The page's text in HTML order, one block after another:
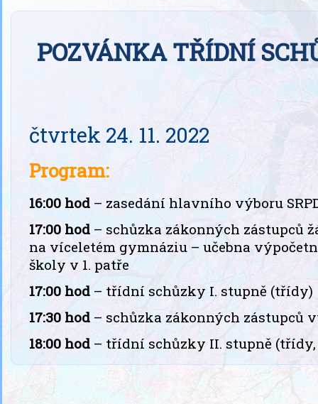
POZVÁNKA TŘÍDNÍ
čtvrtek 24. 11. 2022
Program:
16:00 hod – zasedání hlavního výboru
17:00 hod – schůzka zákonných zástupců
na víceletém gymnáziu – učebna
školy v 1. patře
17:00 hod – třídní schůzky I. stupně (třídy)
17:30 hod – schůzka zákonných zástupců
18:00 hod – třídní schůzky II. stupně